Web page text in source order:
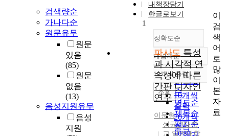
검색량순
가나다순
원문유무
원문
있음
(85)
원문
없음
(13)
음성지원유무
음성
지원
내책장담기
한글로보기
정확도순
정확도
순
인기도
순
연도순
제목순
저자순
내림차순
내림차순
10개씩 출력
10개씩
출력
20개씩
출력
조회
1
파사드 특성
과 시각적 연
속성에 따른
간판 디자인
연구
이문형
성균관대학
교 일반대학
이
검
색
어
로
많
이
본
자
료